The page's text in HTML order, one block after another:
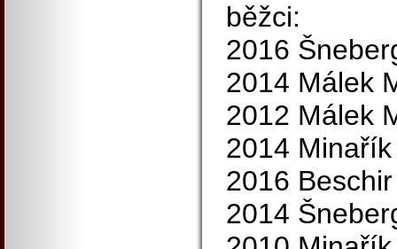
běžci:
2016
2014 Málek
2012 Málek
2014
2016
2014